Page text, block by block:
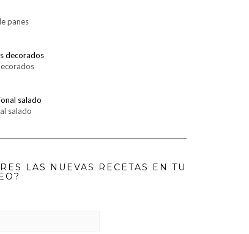
panes
salado
LAS NUEVAS RECETAS EN TU